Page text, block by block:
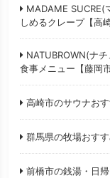
MADAME SUCRE(
しめるクレープ【高
NATUBROWN(ナ
食事メニュー【藤岡
高崎市のサウナお
群馬県の牧場おす
前橋市の銭湯・日